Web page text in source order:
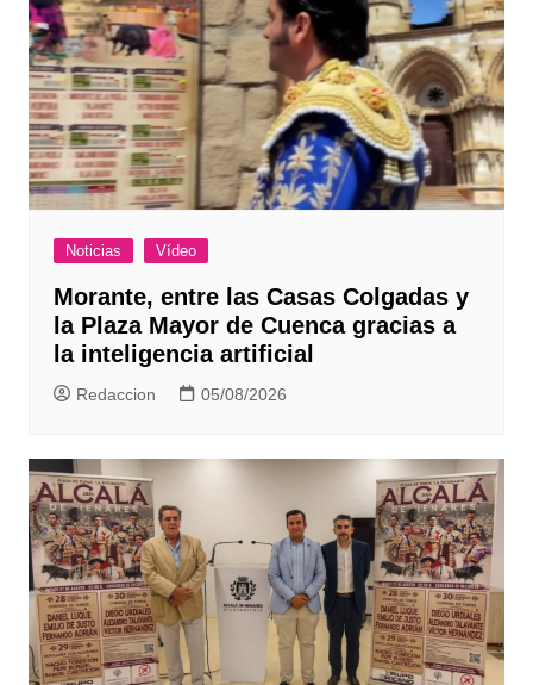
Noticias Vídeo
Morante, entre las Casas Colgadas y
la Plaza Mayor de Cuenca gracias a
la inteligencia artificial
Redaccion 05/08/2026